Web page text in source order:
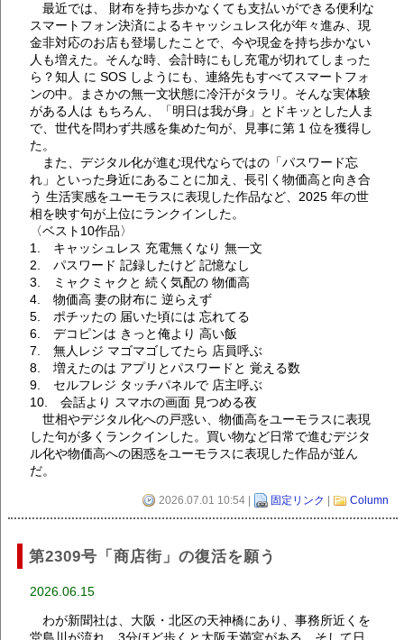
最近では、 財布を持ち歩かなくても支払いができる便利な
スマートフォン決済によるキャッシュレス化が年々進み、現
金非対応のお店も登場したことで、今や現金を持ち歩かない
人も増えた。そんな時、会計時にもし充電が切れてしまった
ら？知人 に SOS しようにも、連絡先もすべてスマートフォ
ンの中。まさかの無一文状態に冷汗がタラリ。そんな実体験
がある人は もちろん、「明日は我が身」とドキッとした人ま
で、世代を問わず共感を集めた句が、見事に第 1 位を獲得し
た。
また、デジタル化が進む現代ならではの「パスワード忘
れ」といった身近にあることに加え、長引く物価高と向き合
う 生活実感をユーモラスに表現した作品など、2025 年の世
相を映す句が上位にランクインした。
〈ベスト10作品〉
1. キャッシュレス 充電無くなり 無一文
2. パスワード 記録したけど 記憶なし
3. ミャクミャクと 続く気配の 物価高
4. 物価高 妻の財布に 逆らえず
5. ポチッたの 届いた頃には 忘れてる
6. デコピンは きっと俺より 高い飯
7. 無人レジ マゴマゴしてたら 店員呼ぶ
8. 増えたのは アプリとパスワードと 覚える数
9. セルフレジ タッチパネルで 店主呼ぶ
10. 会話より スマホの画面 見つめる夜
世相やデジタル化への戸惑い、物価高をユーモラスに表現
した句が多くランクインした。買い物など日常で進むデジタ
ル化や物価高への困惑をユーモラスに表現した作品が並ん
だ。
2026.07.01 10:54 | 固定リンク | Column
第2309号「商店街」の復活を願う
2026.06.15
わが新聞社は、大阪・北区の天神橋にあり、事務所近くを
堂島川が流れ、3分ほど歩くと大阪天満宮がある。そして日